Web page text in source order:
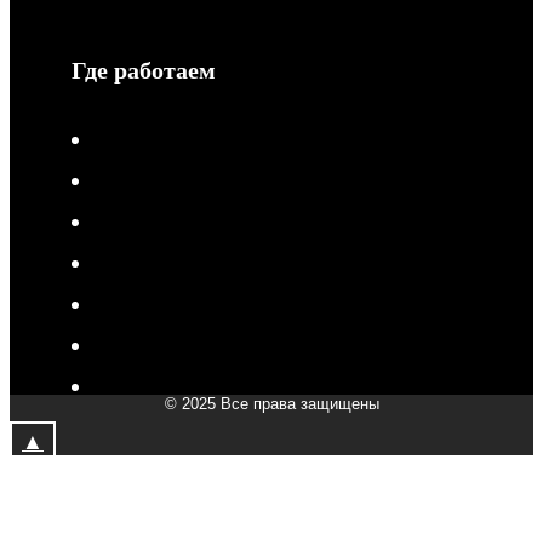
Где работаем
© 2025 Все права защищены
▲